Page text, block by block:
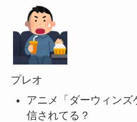
プレオ
アニメ「ダーウィン
信されてる？